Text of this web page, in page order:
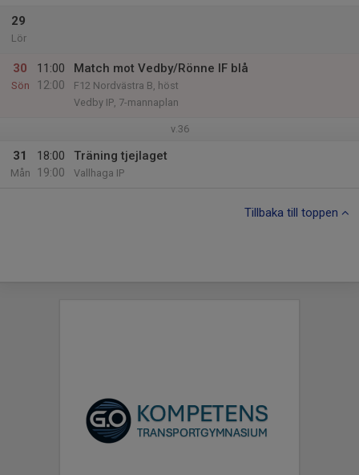
29
Lör
30
Sön
11:00
12:00
Match mot Vedby/Rönne IF blå
F12 Nordvästra B, höst
Vedby IP, 7-mannaplan
v.36
31
Mån
18:00
19:00
Träning tjejlaget
Vallhaga IP
Tillbaka till toppen